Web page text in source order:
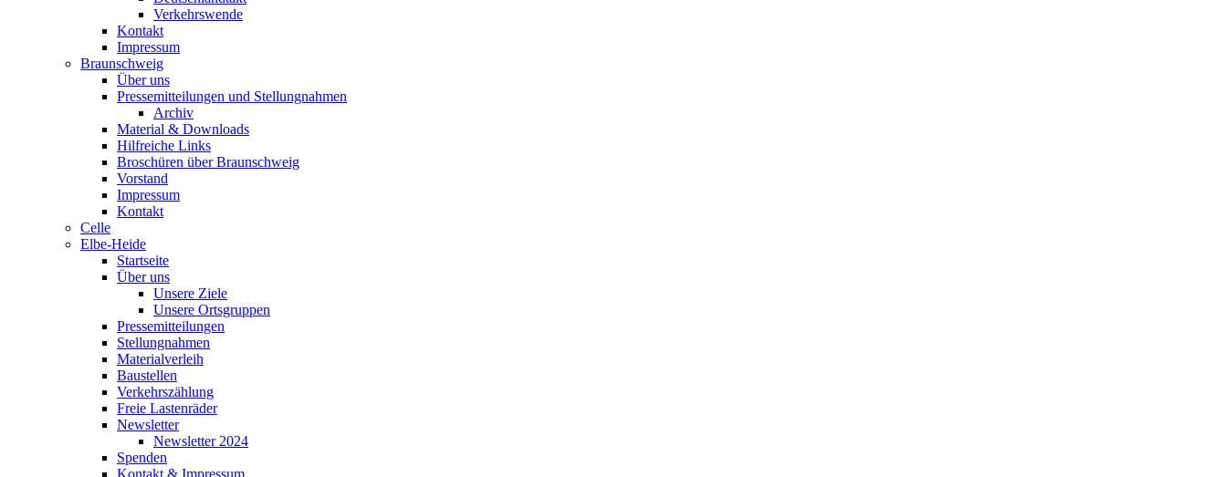
Verkehrswende
Kontakt
Impressum
Braunschweig
Über uns
Pressemitteilungen und Stellungnahmen
Archiv
Material & Downloads
Hilfreiche Links
Broschüren über Braunschweig
Vorstand
Impressum
Kontakt
Celle
Elbe-Heide
Startseite
Über uns
Unsere Ziele
Unsere Ortsgruppen
Pressemitteilungen
Stellungnahmen
Materialverleih
Baustellen
Verkehrszählung
Freie Lastenräder
Newsletter
Newsletter 2024
Spenden
Kontakt & Impressum